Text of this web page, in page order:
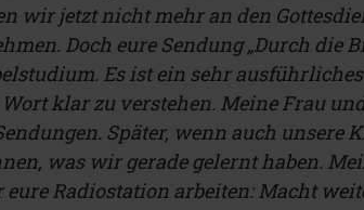
wir jetzt nicht mehr an den
Doch eure Sendung „Durch die
Es ist ein sehr
klar zu verstehen. Meine Frau
Später, wenn auch unsere
was wir gerade gelernt haben.
eure Radiostation arbeiten: Macht